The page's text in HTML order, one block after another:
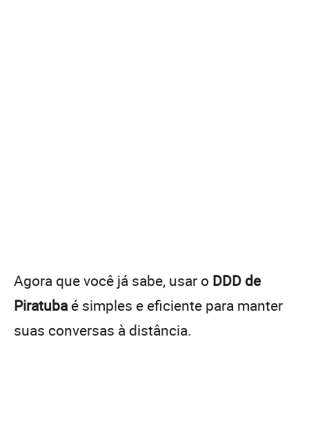
Agora que você já sabe, usar o DDD de
Piratuba é simples e eficiente para manter
suas conversas à distância.